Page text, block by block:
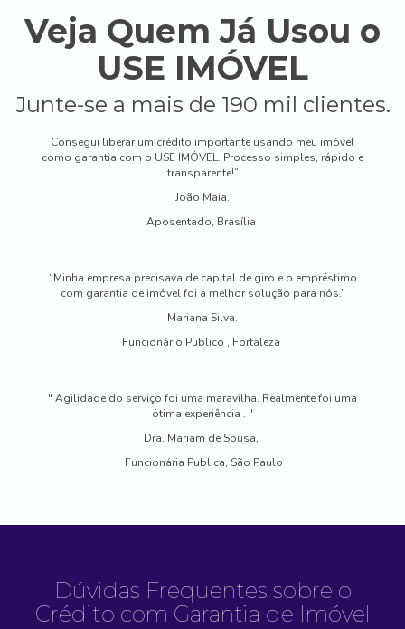
Veja Quem Já Usou o
USE IMÓVEL
Junte-se a mais de 190 mil clientes.
Consegui liberar um crédito importante usando meu imóvel
como garantia com o USE IMÓVEL. Processo simples, rápido e
transparente!”
João Maia.
Aposentado, Brasília
“Minha empresa precisava de capital de giro e o empréstimo
com garantia de imóvel foi a melhor solução para nós.”
Mariana Silva.
Funcionário Publico , Fortaleza
" Agilidade do serviço foi uma maravilha. Realmente foi uma
ótima experiência . "
Dra. Mariam de Sousa,
Funcionária Publica, São Paulo
Dúvidas Frequentes sobre o
Crédito com Garantia de Imóvel